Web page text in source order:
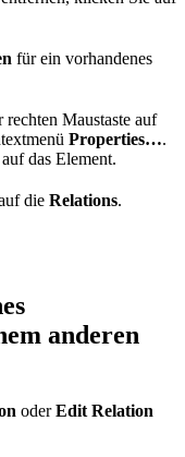
für ein vorhandenes
Maustaste auf
Properties….
das Element.
die Relations.
anderen
oderEdit Relation